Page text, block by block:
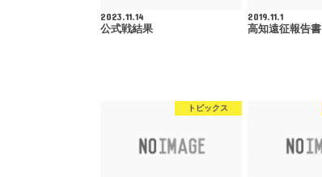
2023.11.14
公式戦結果
2019.11.1
高知遠征報告書
トピックス